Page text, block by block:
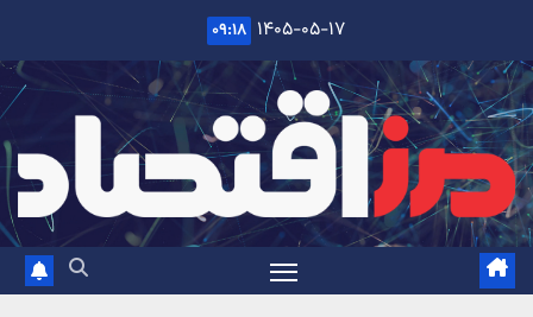
content
۱۴۰۵-۰۵-۱۷ ۰۹:۱۸